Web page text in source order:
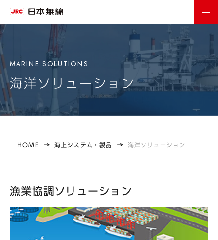
海洋ソリューション
HOME 海上システム・製品 海洋ソリューション
漁業協調ソリューション